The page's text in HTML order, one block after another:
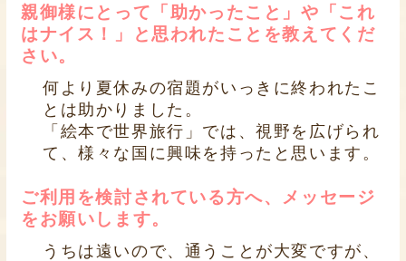
親御様にとって「助かったこと」や「これ
はナイス！」と思われたことを教えてくだ
さい。
何より夏休みの宿題がいっきに終われたこ
とは助かりました。
「絵本で世界旅行」では、視野を広げられ
て、様々な国に興味を持ったと思います。
ご利用を検討されている方へ、メッセージ
をお願いします。
うちは遠いので、通うことが大変ですが、